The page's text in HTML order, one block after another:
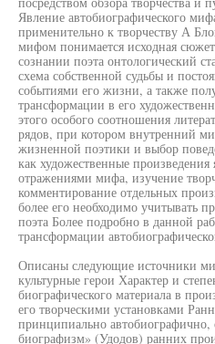
Явление автобиографического
применительно к творчеству А
мифом понимается исходная
сознании поэта онтологический
схема собственной судьбы и
событиями его жизни, а также
трансформации в его
этого особого соотношения
рядов, при котором внутренний
жизненной поэтики и выбор
как художественные
отражениями мифа, изучение
комментирование отдельных
более его необходимо учитывать
поэта Более подробно в данной
трансформации
Описаны следующие источники
культурные герои Характер и
биографического материала в
его творческими установками
принципиально
биографизм» (Удодов) ранних